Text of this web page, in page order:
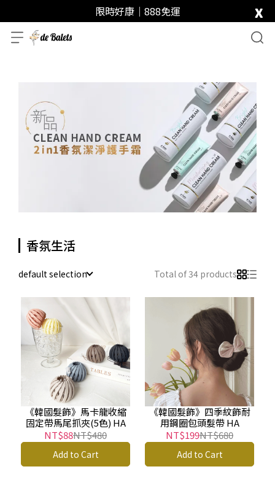
限時好康｜888免運 x
香氛生活
default selection Total of 34 products
《韓國髮飾》馬卡龍收縮
固定帶馬尾抓夾(5色) HA
NT$88NT$480
Add to Cart
《韓國髮飾》四季紋飾耐
用鋼圈包頭髮帶 HA
NT$199NT$680
Add to Cart